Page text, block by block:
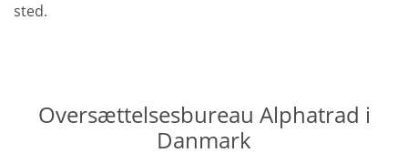
sted.
Oversættelsesbureau Alphatrad i
Danmark